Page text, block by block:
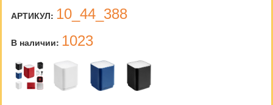
АРТИКУЛ: 10_44_388
В наличии: 1023